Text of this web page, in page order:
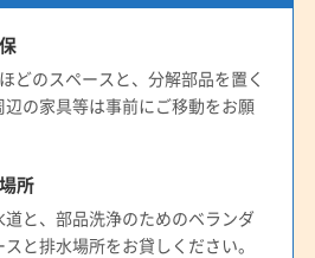
どのスペースと、分解部品を置く
の家具等は事前にご移動をお願
所
と、部品洗浄のためのベランダ
と排水場所をお貸しください。